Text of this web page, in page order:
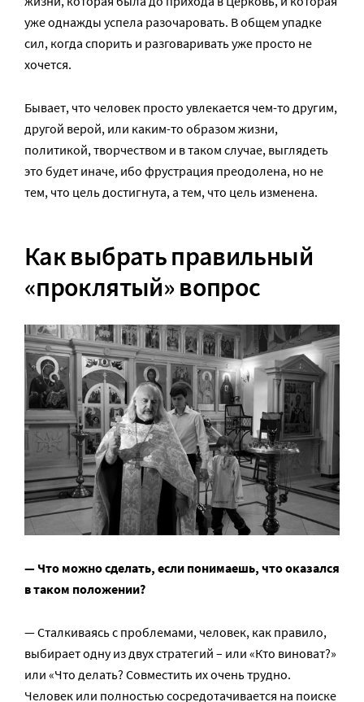
уже однажды успела разочаровать. В общем упадке
сил, когда спорить и разговаривать уже просто не
хочется.
Бывает, что человек просто увлекается чем-то другим,
другой верой, или каким-то образом жизни,
политикой, творчеством и в таком случае, выглядеть
это будет иначе, ибо фрустрация преодолена, но не
тем, что цель достигнута, а тем, что цель изменена.
Как выбрать правильный
«проклятый» вопрос
— Что можно сделать, если понимаешь, что оказался
в таком положении?
— Сталкиваясь с проблемами, человек, как правило,
выбирает одну из двух стратегий – или «Кто виноват?»
или «Что делать? Совместить их очень трудно.
Человек или полностью сосредотачивается на поиске